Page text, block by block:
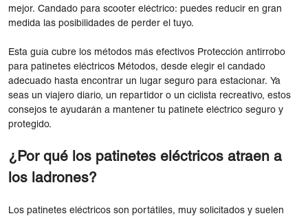
mejor. Candado para scooter eléctrico: puedes reducir en gran
medida las posibilidades de perder el tuyo.
Esta guía cubre los métodos más efectivos Protección antirrobo
para patinetes eléctricos Métodos, desde elegir el candado
adecuado hasta encontrar un lugar seguro para estacionar. Ya
seas un viajero diario, un repartidor o un ciclista recreativo, estos
consejos te ayudarán a mantener tu patinete eléctrico seguro y
protegido.
¿Por qué los patinetes eléctricos atraen a
los ladrones?
Los patinetes eléctricos son portátiles, muy solicitados y suelen